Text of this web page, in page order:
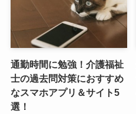
通勤時間に勉強！介護福祉
士の過去問対策におすすめ
なスマホアプリ＆サイト5
選！